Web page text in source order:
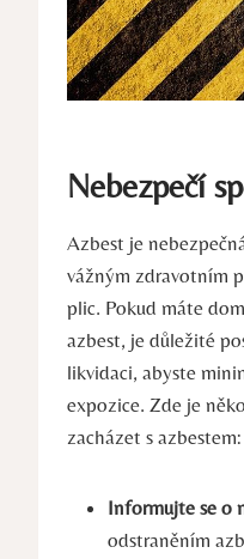
Nebezpečí
Azbest je
vážným zdravotním
⁢plic. Pokud ⁤máte
azbest, je důležité
‌likvidaci, abyste
expozice. Zde je
zacházet s azbestem:
Informujte se o
odstraněním